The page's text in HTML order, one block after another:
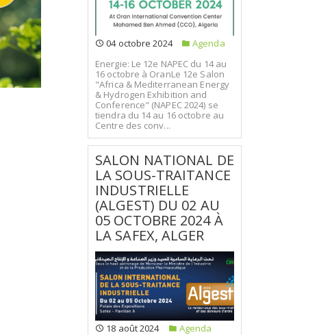
04 octobre 2024
Agenda
Energie: Le 12e NAPEC du 14 au
16 octobre à OranLe 12e Salon
"Africa & Mediterranean Energy
& Hydrogen Exhibition and
Conference" (NAPEC 2024) se
tiendra du 14 au 16 octobre au
Centre des conv...
SALON NATIONAL DE
LA SOUS-TRAITANCE
INDUSTRIELLE
(ALGEST) DU 02 AU
05 OCTOBRE 2024 À
LA SAFEX, ALGER
18 août 2024
Agenda